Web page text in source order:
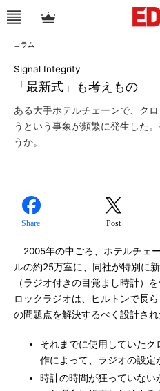
コラム
「最新式」も考えもの
Signal Integrity
ある大手ホテルチェーンで、ク
うという事象が頻繁に発生した
うか。
Share Post
2005年の中ごろ、ホテルチェ
ルの約25万室に、同社が特別に
（ラジオ付きの目覚まし時計）
ロックラジオは、ヒルトンで長
の問題点を解決するべく設計され
それまでに使用していた
作によって、ラジオの設定
時計の時間が狂っていない